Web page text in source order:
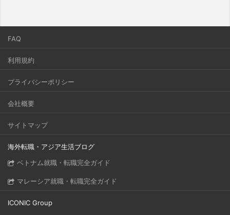
FAQ
利用規約
プライバシーポリシー
会社概要
サイトマップ
海外転職・アジア生活ブログ
ベトナム就職・転職完全ガイド
マレーシア就職・転職完全ガイド
ICONIC Group